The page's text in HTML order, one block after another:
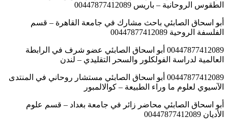
الطقوس الروحانية – باريس 00447877412089
أبو اسحاق الصابئي باحث مشارك في جامعة القاهرة – قسم
الفلسفة الروحية 00447877412089
00447877412089 أبو اسحاق الصابئي عضو شرف في الرابطة
العالمية لدراسة الفولكلور والسحر التقليدي – لندن
00447877412089 أبو اسحاق الصابئي مستشار روحاني في المنتدى
الآسيوي لعلوم ما وراء الطبيعة – كوالالمبور
أبو اسحاق الصابئي محاضر زائر في جامعة بغداد – قسم علوم
الأديان 00447877412089